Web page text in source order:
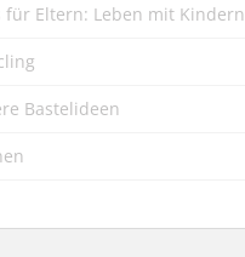
für Eltern: Leben mit Kindern
Bastelideen